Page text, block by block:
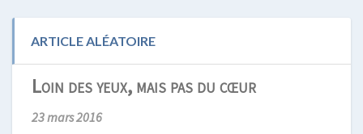
ARTICLE ALÉATOIRE
Loin des yeux, mais pas du cœur
23 mars 2016